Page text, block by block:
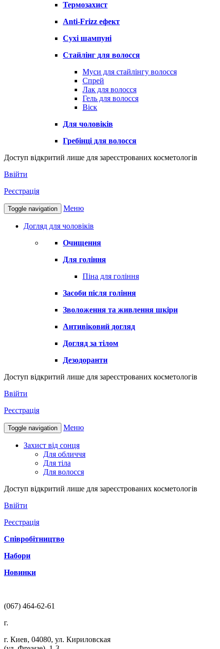
Термозахист
Anti-Frizz ефект
Сухі шампуні
Стайлінг для волосся
Муси для стайлінгу волосся
Спрей
Лак для волосся
Гель для волосся
Віск
Для чоловіків
Гребінці для волосся
Доступ відкритий лише для зареєстрованих косметологів
Ввійти
Реєстрація
Toggle navigation Меню
Догляд для чоловіків
Очищення
Для гоління
Піна для гоління
Засоби після гоління
Зволоження та живлення шкіри
Антивіковий догляд
Догляд за тілом
Дезодоранти
Доступ відкритий лише для зареєстрованих косметологів
Ввійти
Реєстрація
Toggle navigation Меню
Захист від сонця
Для обличчя
Для тіла
Для волосся
Доступ відкритий лише для зареєстрованих косметологів
Ввійти
Реєстрація
Співробітництво
Набори
Новинки
(067) 464-62-61
г.
г. Киев, 04080, ул. Кириловская